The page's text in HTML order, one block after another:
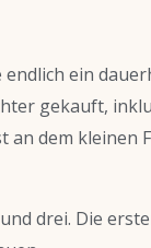
ein
gekauft,
an dem kleinen
drei. Die